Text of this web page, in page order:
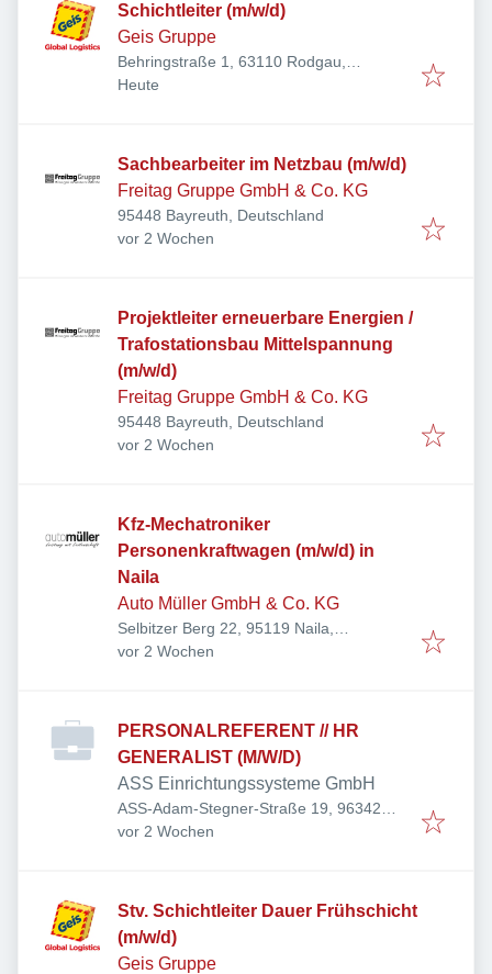
Schichtleiter (m/w/d)
Geis Gruppe
Behringstraße 1, 63110 Rodgau,
Deutschland
Veröffentlicht
Heute
Sachbearbeiter im Netzbau (m/w/d)
Freitag Gruppe GmbH & Co. KG
95448 Bayreuth, Deutschland
Veröffentlicht:
vor 2 Wochen
Projektleiter erneuerbare Energien /
Trafostationsbau Mittelspannung
(m/w/d)
Freitag Gruppe GmbH & Co. KG
95448 Bayreuth, Deutschland
Veröffentlicht:
vor 2 Wochen
Kfz-Mechatroniker
Personenkraftwagen (m/w/d) in
Naila
Auto Müller GmbH & Co. KG
Selbitzer Berg 22, 95119 Naila,
Deutschland
Veröffentlicht:
vor 2 Wochen
PERSONALREFERENT // HR
GENERALIST (M/W/D)
ASS Einrichtungssysteme GmbH
ASS-Adam-Stegner-Straße 19, 96342
Stockheim, Deutschland
Veröffentlicht:
vor 2 Wochen
Stv. Schichtleiter Dauer Frühschicht
(m/w/d)
Geis Gruppe